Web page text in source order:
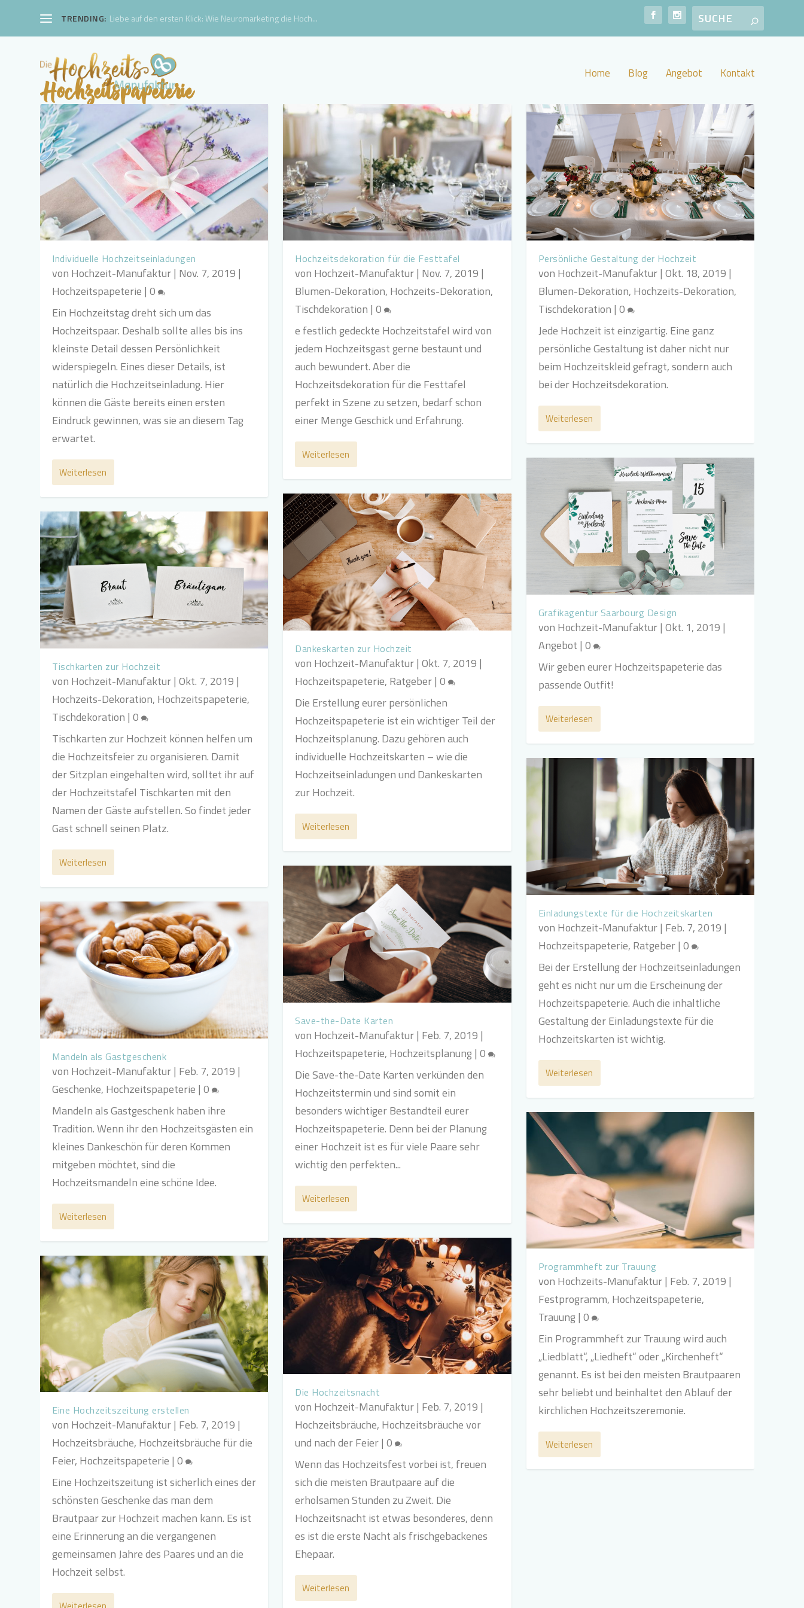
TRENDING: Liebe auf den ersten Klick: Wie Neuromarketing die Hoch...
Home Blog Angebot Kontakt
Hochzeitspapeterie
Individuelle Hochzeitseinladungen
von Hochzeit-Manufaktur| Nov. 7, 2019 |
Hochzeitspapeterie |0
Ein Hochzeitstag dreht sich um das
Hochzeitspaar. Deshalb sollte alles bis ins
kleinste Detail dessen Persönlichkeit
widerspiegeln. Eines dieser Details, ist
natürlich die Hochzeitseinladung. Hier
können die Gäste bereits einen ersten
Eindruck gewinnen, was sie an diesem Tag
erwartet.
Weiterlesen
Tischkarten zur Hochzeit
von Hochzeit-Manufaktur|Okt. 7, 2019 |
Hochzeits-Dekoration, Hochzeitspapeterie,
Tischdekoration |0
Tischkarten zur Hochzeit können helfen um
die Hochzeitsfeier zu organisieren. Damit
der Sitzplan eingehalten wird, solltet ihr auf
der Hochzeitstafel Tischkarten mit den
Namen der Gäste aufstellen. So findet jeder
Gast schnell seinen Platz.
Weiterlesen
Mandeln als Gastgeschenk
von Hochzeit-Manufaktur| Feb. 7, 2019 |
Geschenke, Hochzeitspapeterie |0
Mandeln als Gastgeschenk haben ihre
Tradition. Wenn ihr den Hochzeitsgästen ein
kleines Dankeschön für deren Kommen
mitgeben möchtet, sind die
Hochzeitsmandeln eine schöne Idee.
Weiterlesen
Eine Hochzeitszeitung erstellen
von Hochzeit-Manufaktur| Feb. 7, 2019 |
Hochzeitsbräuche, Hochzeitsbräuche für die
Feier, Hochzeitspapeterie |0
Eine Hochzeitszeitung ist sicherlich eines der
schönsten Geschenke das man dem
Brautpaar zur Hochzeit machen kann. Es ist
eine Erinnerung an die vergangenen
gemeinsamen Jahre des Paares und an die
Hochzeit selbst.
Hochzeitsdekoration für die Festtafel
von Hochzeit-Manufaktur| Nov. 7, 2019 |
Blumen-Dekoration, Hochzeits-Dekoration,
Tischdekoration |0
e festlich gedeckte Hochzeitstafel wird von
jedem Hochzeitsgast gerne bestaunt und
auch bewundert. Aber die
Hochzeitsdekoration für die Festtafel
perfekt in Szene zu setzen, bedarf schon
einer Menge Geschick und Erfahrung.
Weiterlesen
Dankeskarten zur Hochzeit
von Hochzeit-Manufaktur|Okt. 7, 2019 |
Hochzeitspapeterie, Ratgeber|0
Die Erstellung eurer persönlichen
Hochzeitspapeterie ist ein wichtiger Teil der
Hochzeitsplanung. Dazu gehören auch
individuelle Hochzeitskarten – wie die
Hochzeitseinladungen und Dankeskarten
zur Hochzeit.
Weiterlesen
Save-the-Date Karten
von Hochzeit-Manufaktur| Feb. 7, 2019 |
Hochzeitspapeterie, Hochzeitsplanung|0
Die Save-the-Date Karten verkünden den
Hochzeitstermin und sind somit ein
besonders wichtiger Bestandteil eurer
Hochzeitspapeterie. Denn bei der Planung
einer Hochzeit ist es für viele Paare sehr
wichtig den perfekten...
Weiterlesen
Die Hochzeitsnacht
von Hochzeit-Manufaktur| Feb. 7, 2019 |
Hochzeitsbräuche, Hochzeitsbräuche vor
und nach der Feier|0
Wenn das Hochzeitsfest vorbei ist, freuen
sich die meisten Brautpaare auf die
erholsamen Stunden zu Zweit. Die
Hochzeitsnacht ist etwas besonderes, denn
es ist die erste Nacht als frischgebackenes
Ehepaar.
Weiterlesen
Persönliche Gestaltung der Hochzeit
von Hochzeit-Manufaktur| Okt. 18, 2019 |
Blumen-Dekoration, Hochzeits-Dekoration,
Tischdekoration | 0
Jede Hochzeit ist einzigartig. Eine ganz
persönliche Gestaltung ist daher nicht nur
beim Hochzeitskleid gefragt, sondern auch
bei der Hochzeitsdekoration.
Weiterlesen
Grafikagentur Saarbourg Design
von Hochzeit-Manufaktur| Okt. 1, 2019 |
Angebot | 0
Wir geben eurer Hochzeitspapeterie das
passende Outfit!
Weiterlesen
Einladungstexte für die Hochzeitskarten
von Hochzeit-Manufaktur| Feb. 7, 2019 |
Hochzeitspapeterie, Ratgeber| 0
Bei der Erstellung der Hochzeitseinladungen
geht es nicht nur um die Erscheinung der
Hochzeitspapeterie. Auch die inhaltliche
Gestaltung der Einladungstexte für die
Hochzeitskarten ist wichtig.
Weiterlesen
Programmheft zur Trauung
von Hochzeits-Manufaktur| Feb. 7, 2019 |
Festprogramm, Hochzeitspapeterie,
Trauung| 0
Ein Programmheft zur Trauung wird auch
„Liedblatt“, „Liedheft“ oder „Kirchenheft“
genannt. Es ist bei den meisten Brautpaaren
sehr beliebt und beinhaltet den Ablauf der
kirchlichen Hochzeitszeremonie.
Weiterlesen